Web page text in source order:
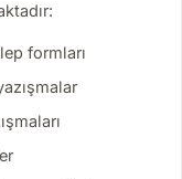
formları